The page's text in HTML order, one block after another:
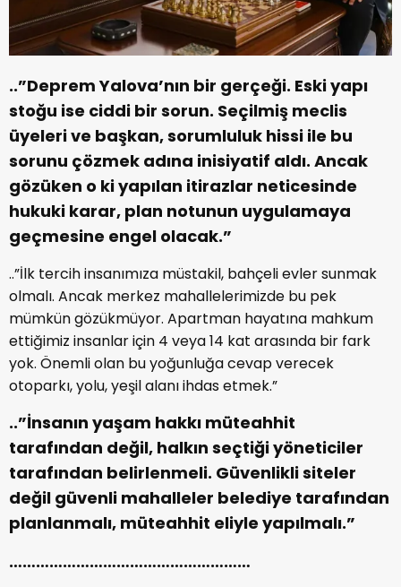
..”Deprem Yalova’nın bir gerçeği. Eski yapı
stoğu ise ciddi bir sorun. Seçilmiş meclis
üyeleri ve başkan, sorumluluk hissi ile bu
sorunu çözmek adına inisiyatif aldı. Ancak
gözüken o ki yapılan itirazlar neticesinde
hukuki karar, plan notunun uygulamaya
geçmesine engel olacak.”
..”İlk tercih insanımıza müstakil, bahçeli evler sunmak
olmalı. Ancak merkez mahallelerimizde bu pek
mümkün gözükmüyor. Apartman hayatına mahkum
ettiğimiz insanlar için 4 veya 14 kat arasında bir fark
yok. Önemli olan bu yoğunluğa cevap verecek
otoparkı, yolu, yeşil alanı ihdas etmek.”
..”İnsanın yaşam hakkı müteahhit
tarafından değil, halkın seçtiği yöneticiler
tarafından belirlenmeli. Güvenlikli siteler
değil güvenli mahalleler belediye tarafından
planlanmalı, müteahhit eliyle yapılmalı.”
………………………………………………